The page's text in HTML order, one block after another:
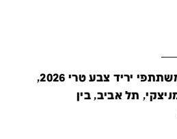
קטלוג זה מציג את כל משתתפי יריד צבע טרי 2026,
תל אביב, בין